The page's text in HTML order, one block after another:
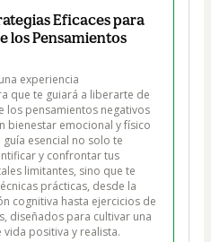
Eficaces para
los Pensamientos
experiencia
que te guiará a liberarte de
los pensamientos negativos
bienestar emocional y físico
esencial no solo te
y confrontar tus
limitantes, sino que te
prácticas, desde la
cognitiva hasta ejercicios de
diseñados para cultivar una
vida positiva y realista.